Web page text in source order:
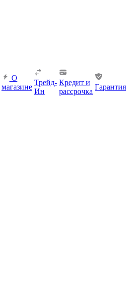
О
магазине
Трейд-
Ин
Кредит и
рассрочка
Гарантия